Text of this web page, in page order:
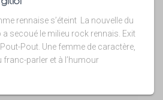
rennaise s’éteint La nouvelle du
a secoué le milieu rock rennais. Exit
Pout. Une femme de caractère,
franc-parler et à l’humour